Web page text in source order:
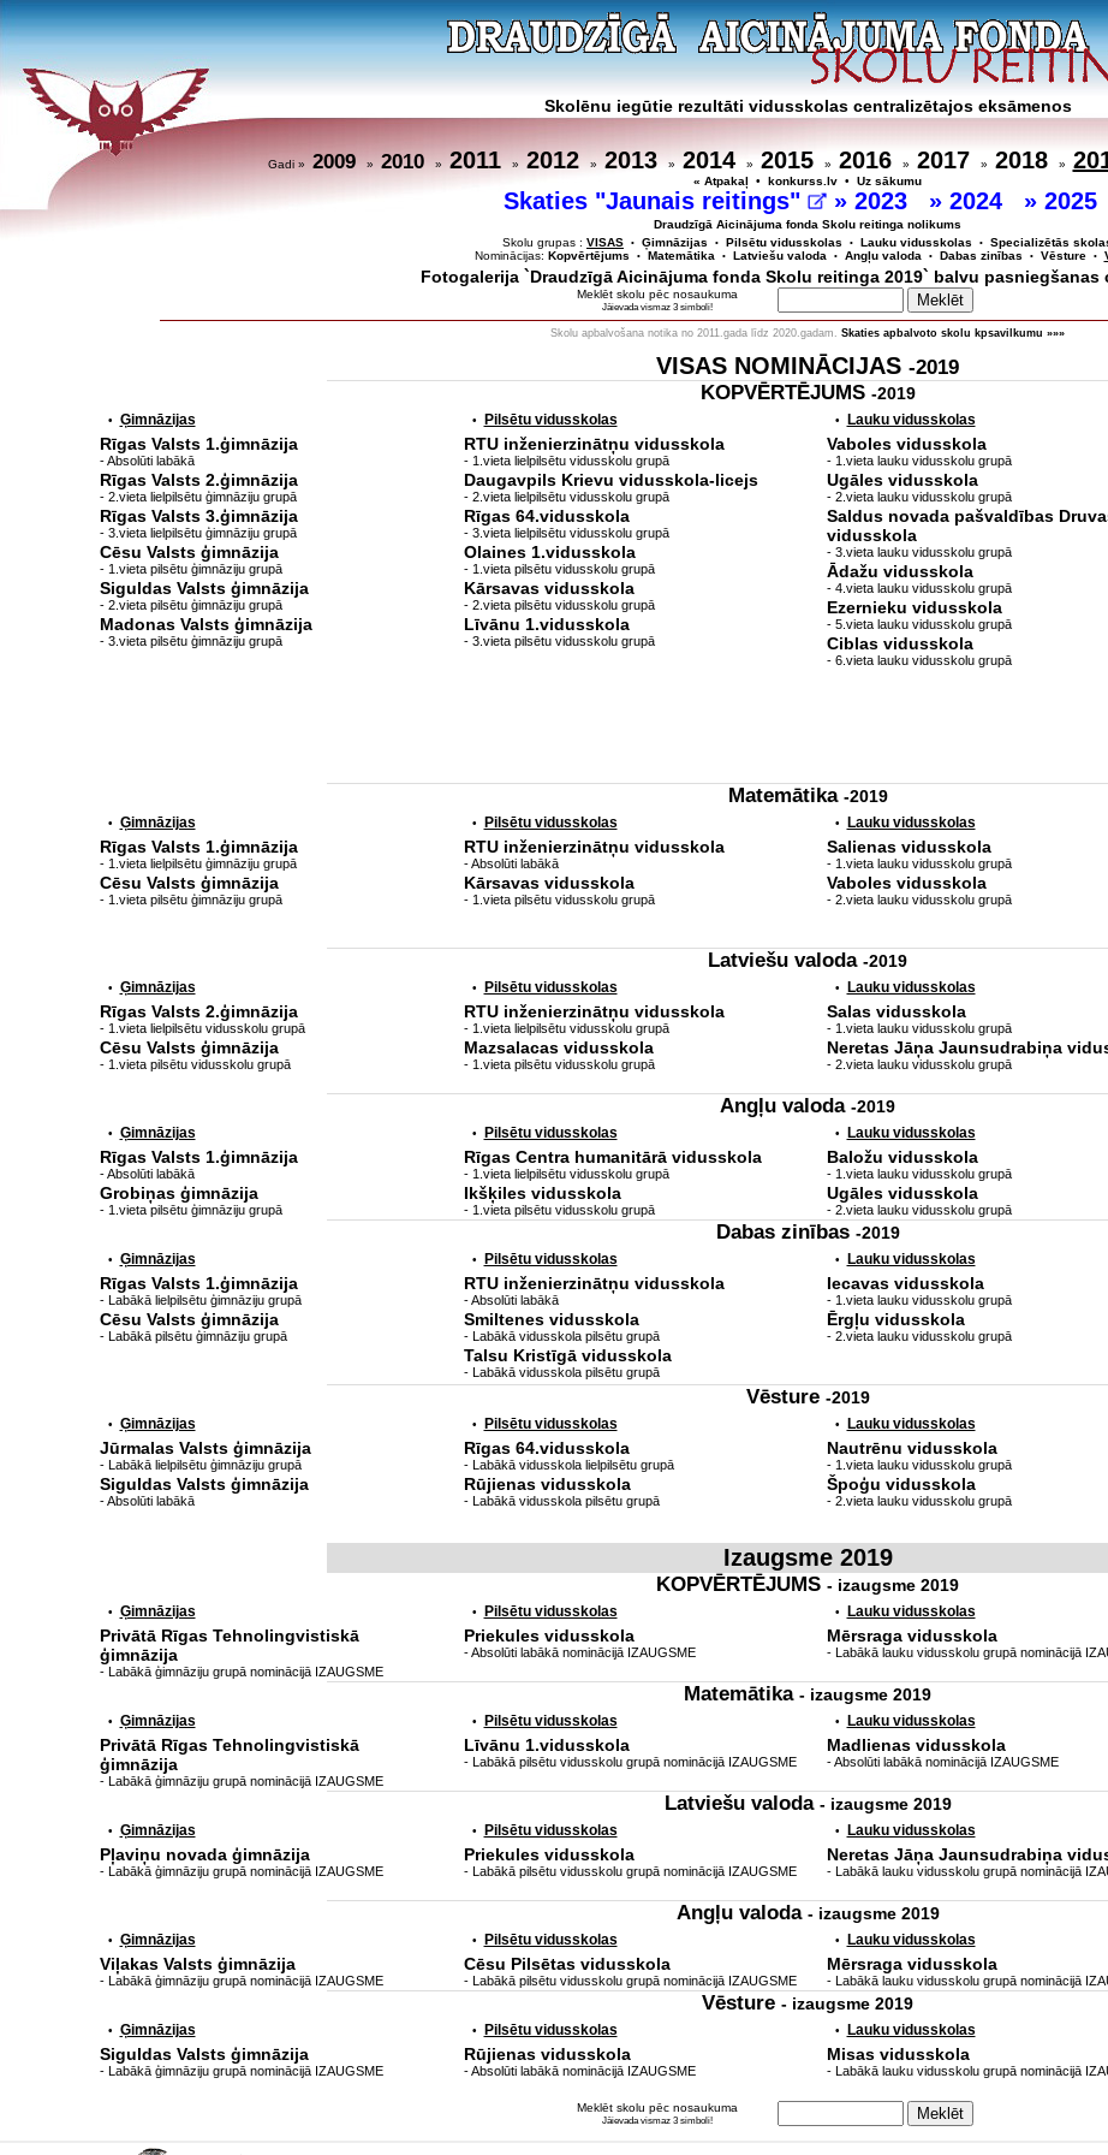
Skolēnu iegūtie rezultāti vidusskolas centralizētajos eksāmenos
Gadi » 2009 » 2010 » 2011 » 2012 » 2013 » 2014 » 2015 » 2016 » 2017 » 2018 »
« Atpakaļ • konkurss.lv • Uz sākumu
Skaties "Jaunais reitings" » 2023 » 2024 » 2025
Draudzīgā Aicinājuma fonda Skolu reitinga nolikums
Skolu grupas : VISAS • Ģimnāzijas • Pilsētu vidusskolas • Lauku vidusskolas • Specializētās
Nominācijas: Kopvērtējums • Matemātika • Latviešu valoda • Angļu valoda • Dabas zinības • Vēsture •
Fotogalerija `Draudzīgā Aicinājuma fonda Skolu reitinga 2019` balvu pasniegšanas
Meklēt skolu pēc nosaukuma
Jāievada vismaz 3 simboli!
Skolu apbalvošana notika no 2011.gada līdz 2020.gadam. Skaties apbalvoto skolu kpsavilkumu »»»
VISAS NOMINĀCIJAS -2019
KOPVĒRTĒJUMS -2019
• Ģimnāzijas
Rīgas Valsts 1.ģimnāzija
- Absolūti labākā
Rīgas Valsts 2.ģimnāzija
- 2.vieta lielpilsētu ģimnāziju grupā
Rīgas Valsts 3.ģimnāzija
- 3.vieta lielpilsētu ģimnāziju grupā
Cēsu Valsts ģimnāzija
- 1.vieta pilsētu ģimnāziju grupā
Siguldas Valsts ģimnāzija
- 2.vieta pilsētu ģimnāziju grupā
Madonas Valsts ģimnāzija
- 3.vieta pilsētu ģimnāziju grupā
• Pilsētu vidusskolas
RTU inženierzinātņu vidusskola
- 1.vieta lielpilsētu vidusskolu grupā
Daugavpils Krievu vidusskola-licejs
- 2.vieta lielpilsētu vidusskolu grupā
Rīgas 64.vidusskola
- 3.vieta lielpilsētu vidusskolu grupā
Olaines 1.vidusskola
- 1.vieta pilsētu vidusskolu grupā
Kārsavas vidusskola
- 2.vieta pilsētu vidusskolu grupā
Līvānu 1.vidusskola
- 3.vieta pilsētu vidusskolu grupā
• Lauku vidusskolas
Vaboles vidusskola
- 1.vieta lauku vidusskolu grupā
Ugāles vidusskola
- 2.vieta lauku vidusskolu grupā
Saldus novada pašvaldības
vidusskola
- 3.vieta lauku vidusskolu grupā
Ādažu vidusskola
- 4.vieta lauku vidusskolu grupā
Ezernieku vidusskola
- 5.vieta lauku vidusskolu grupā
Ciblas vidusskola
- 6.vieta lauku vidusskolu grupā
Matemātika -2019
• Ģimnāzijas
Rīgas Valsts 1.ģimnāzija
- 1.vieta lielpilsētu ģimnāziju grupā
Cēsu Valsts ģimnāzija
- 1.vieta pilsētu ģimnāziju grupā
• Pilsētu vidusskolas
RTU inženierzinātņu vidusskola
- Absolūti labākā
Kārsavas vidusskola
- 1.vieta pilsētu vidusskolu grupā
• Lauku vidusskolas
Salienas vidusskola
- 1.vieta lauku vidusskolu grupā
Vaboles vidusskola
- 2.vieta lauku vidusskolu grupā
Latviešu valoda -2019
• Ģimnāzijas
Rīgas Valsts 2.ģimnāzija
- 1.vieta lielpilsētu vidusskolu grupā
Cēsu Valsts ģimnāzija
- 1.vieta pilsētu vidusskolu grupā
• Pilsētu vidusskolas
RTU inženierzinātņu vidusskola
- 1.vieta lielpilsētu vidusskolu grupā
Mazsalacas vidusskola
- 1.vieta pilsētu vidusskolu grupā
• Lauku vidusskolas
Salas vidusskola
- 1.vieta lauku vidusskolu grupā
Neretas Jāņa Jaunsudrabiņa
- 2.vieta lauku vidusskolu grupā
Angļu valoda -2019
• Ģimnāzijas
Rīgas Valsts 1.ģimnāzija
- Absolūti labākā
Grobiņas ģimnāzija
- 1.vieta pilsētu ģimnāziju grupā
• Pilsētu vidusskolas
Rīgas Centra humanitārā vidusskola
- 1.vieta lielpilsētu vidusskolu grupā
Ikšķiles vidusskola
- 1.vieta pilsētu vidusskolu grupā
• Lauku vidusskolas
Baložu vidusskola
- 1.vieta lauku vidusskolu grupā
Ugāles vidusskola
- 2.vieta lauku vidusskolu grupā
Dabas zinības -2019
• Ģimnāzijas
Rīgas Valsts 1.ģimnāzija
- Labākā lielpilsētu ģimnāziju grupā
Cēsu Valsts ģimnāzija
- Labākā pilsētu ģimnāziju grupā
• Pilsētu vidusskolas
RTU inženierzinātņu vidusskola
- Absolūti labākā
Smiltenes vidusskola
- Labākā vidusskola pilsētu grupā
Talsu Kristīgā vidusskola
- Labākā vidusskola pilsētu grupā
• Lauku vidusskolas
Iecavas vidusskola
- 1.vieta lauku vidusskolu grupā
Ērgļu vidusskola
- 2.vieta lauku vidusskolu grupā
Vēsture -2019
• Ģimnāzijas
Jūrmalas Valsts ģimnāzija
- Labākā lielpilsētu ģimnāziju grupā
Siguldas Valsts ģimnāzija
- Absolūti labākā
• Pilsētu vidusskolas
Rīgas 64.vidusskola
- Labākā vidusskola lielpilsētu grupā
Rūjienas vidusskola
- Labākā vidusskola pilsētu grupā
• Lauku vidusskolas
Nautrēnu vidusskola
- 1.vieta lauku vidusskolu grupā
Špoģu vidusskola
- 2.vieta lauku vidusskolu grupā
Izaugsme 2019
KOPVĒRTĒJUMS - izaugsme 2019
• Ģimnāzijas
Privātā Rīgas Tehnolingvistiskā
ģimnāzija
- Labākā ģimnāziju grupā nominācijā IZAUGSME
• Pilsētu vidusskolas
Priekules vidusskola
- Absolūti labākā nominācijā IZAUGSME
• Lauku vidusskolas
Mērsraga vidusskola
- Labākā lauku vidusskolu grupā nominācijā
Matemātika - izaugsme 2019
• Ģimnāzijas
Privātā Rīgas Tehnolingvistiskā
ģimnāzija
- Labākā ģimnāziju grupā nominācijā IZAUGSME
• Pilsētu vidusskolas
Līvānu 1.vidusskola
- Labākā pilsētu vidusskolu grupā nominācijā IZAUGSME
• Lauku vidusskolas
Madlienas vidusskola
- Absolūti labākā nominācijā IZAUGSME
Latviešu valoda - izaugsme 2019
• Ģimnāzijas
Pļaviņu novada ģimnāzija
- Labākā ģimnāziju grupā nominācijā IZAUGSME
• Pilsētu vidusskolas
Priekules vidusskola
- Labākā pilsētu vidusskolu grupā nominācijā IZAUGSME
• Lauku vidusskolas
Neretas Jāņa Jaunsudrabiņa
- Labākā lauku vidusskolu grupā nominācijā
Angļu valoda - izaugsme 2019
• Ģimnāzijas
Viļakas Valsts ģimnāzija
- Labākā ģimnāziju grupā nominācijā IZAUGSME
• Pilsētu vidusskolas
Cēsu Pilsētas vidusskola
- Labākā pilsētu vidusskolu grupā nominācijā IZAUGSME
• Lauku vidusskolas
Mērsraga vidusskola
- Labākā lauku vidusskolu grupā nominācijā
Vēsture - izaugsme 2019
• Ģimnāzijas
Siguldas Valsts ģimnāzija
- Labākā ģimnāziju grupā nominācijā IZAUGSME
• Pilsētu vidusskolas
Rūjienas vidusskola
- Absolūti labākā nominācijā IZAUGSME
• Lauku vidusskolas
Misas vidusskola
- Labākā lauku vidusskolu grupā nominācijā
Meklēt skolu pēc nosaukuma
Jāievada vismaz 3 simboli!